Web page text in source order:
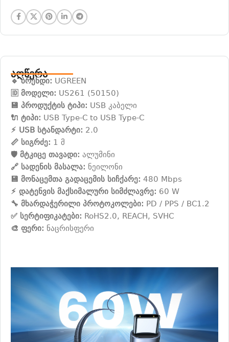
აღწერა
🔹 ბრენდი: UGREEN
🆔 მოდელი: US261 (50150)
💾 პროდუქტის ტიპი: USB კაბელი
🔌 ტიპი: USB Type-C to USB Type-C
⚡ USB სტანდარტი: 2.0
📏 სიგრძე: 1 მ
🛡 მტკიცე თავადი: ალუმინი
🔗 სადენის მასალა: ნეილონი
💾 მონაცემთა გადაცემის სიჩქარე: 480 Mbps
⚡ დატენვის მაქსიმალური სიმძლავრე: 60 W
🔧 მხარდაჭერილი პროტოკოლები: PD / PPS / BC1.2
✅ სერტიფიკატები: RoHS2.0, REACH, SVHC
🎨 ფერი: ნაცრისფერი